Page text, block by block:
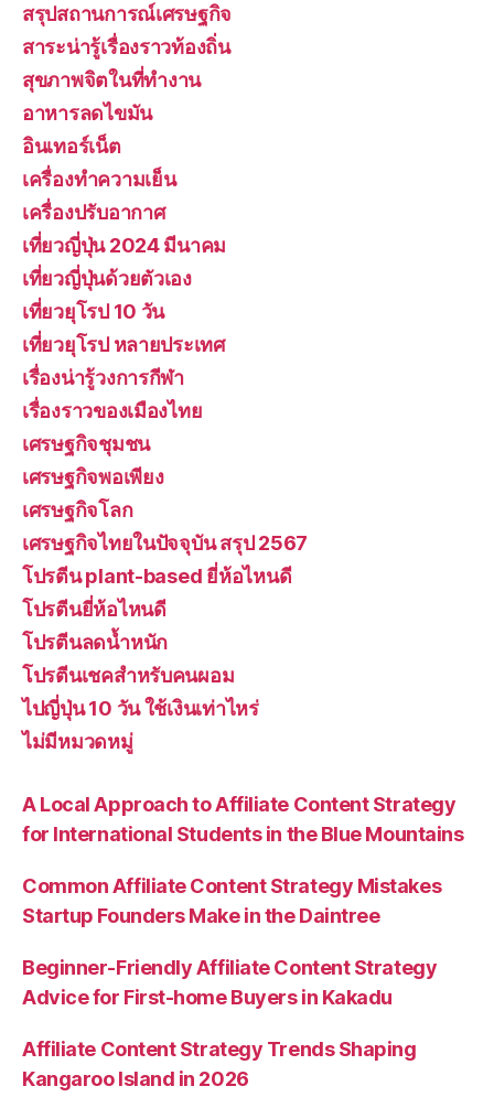
สรุปสถานการณ์เศรษฐกิจ
สาระน่ารู้เรื่องราวท้องถิ่น
สุขภาพจิตในที่ทำงาน
อาหารลดไขมัน
อินเทอร์เน็ต
เครื่องทำความเย็น
เครื่องปรับอากาศ
เที่ยวญี่ปุ่น 2024 มีนาคม
เที่ยวญี่ปุ่นด้วยตัวเอง
เที่ยวยุโรป 10 วัน
เที่ยวยุโรป หลายประเทศ
เรื่องน่ารู้วงการกีฬา
เรื่องราวของเมืองไทย
เศรษฐกิจชุมชน
เศรษฐกิจพอเพียง
เศรษฐกิจโลก
เศรษฐกิจไทยในปัจจุบัน สรุป 2567
โปรตีน plant-based ยี่ห้อไหนดี
โปรตีนยี่ห้อไหนดี
โปรตีนลดน้ำหนัก
โปรตีนเชคสำหรับคนผอม
ไปญี่ปุ่น 10 วัน ใช้เงินเท่าไหร่
ไม่มีหมวดหมู่
A Local Approach to Affiliate Content Strategy
for International Students in the Blue Mountains
Common Affiliate Content Strategy Mistakes
Startup Founders Make in the Daintree
Beginner-Friendly Affiliate Content Strategy
Advice for First-home Buyers in Kakadu
Affiliate Content Strategy Trends Shaping
Kangaroo Island in 2026